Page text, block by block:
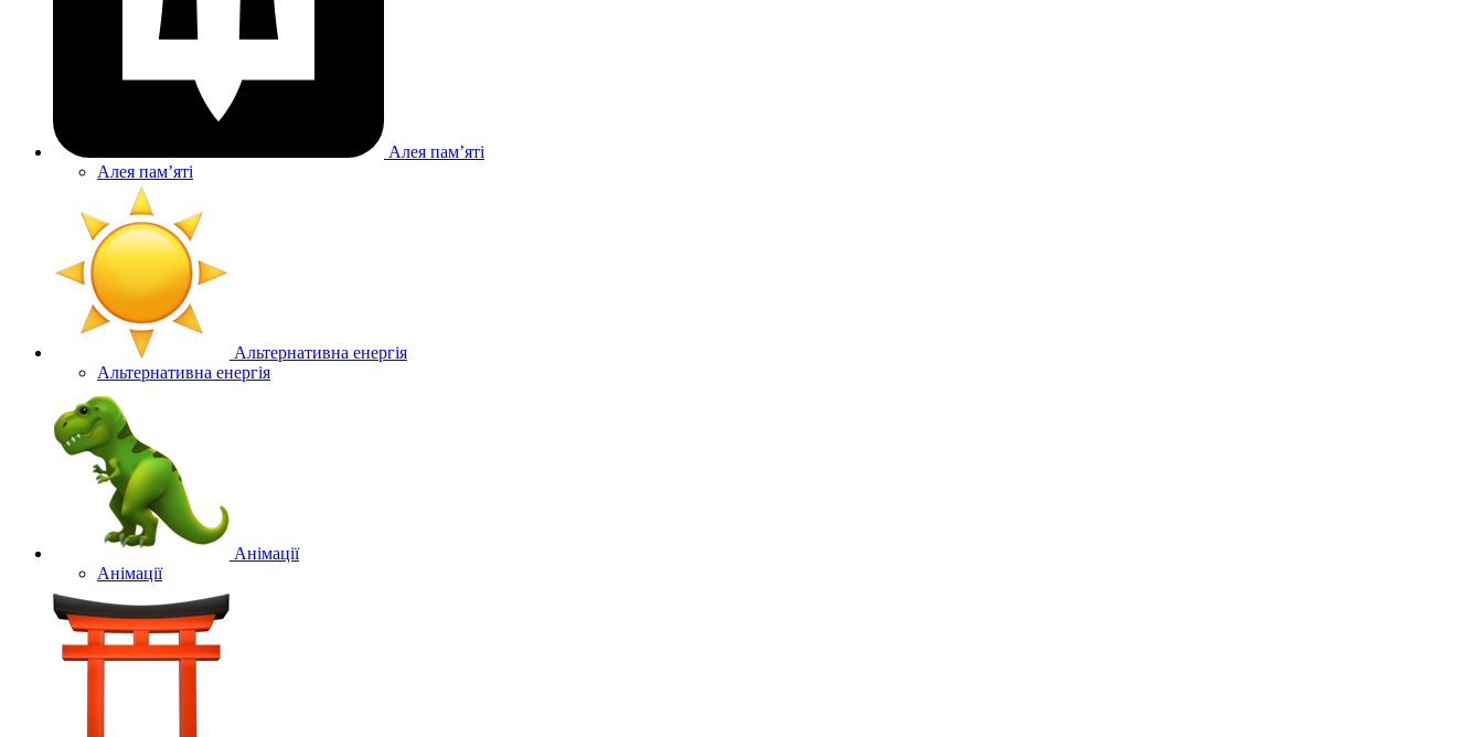
Алея памʼяті
Алея памʼяті
Альтернативна енергія
Альтернативна енергія
Анімації
Анімації